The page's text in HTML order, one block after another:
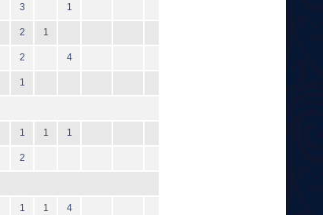
3 1
2 1
2 4
1
1 1 1
2
1 1 4